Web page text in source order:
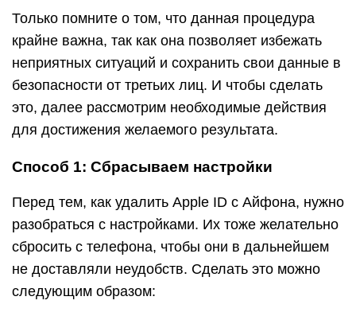
Только помните о том, что данная процедура
крайне важна, так как она позволяет избежать
неприятных ситуаций и сохранить свои данные в
безопасности от третьих лиц. И чтобы сделать
это, далее рассмотрим необходимые действия
для достижения желаемого результата.
Способ 1: Сбрасываем настройки
Перед тем, как удалить Apple ID с Айфона, нужно
разобраться с настройками. Их тоже желательно
сбросить с телефона, чтобы они в дальнейшем
не доставляли неудобств. Сделать это можно
следующим образом: